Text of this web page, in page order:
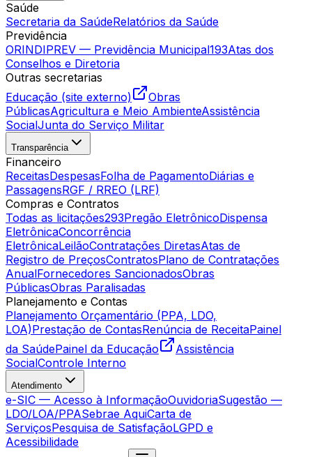
Saúde
Secretaria da SaúdeRelatórios da Saúde
Previdência
ORINDIPREV — Previdência Municipal193Atas dos
Conselhos e Diretoria
Outras secretarias
Educação (site externo)
Obras
PúblicasAgricultura e Meio AmbienteAssistência
SocialJunta do Serviço Militar
Transparência
Financeiro
ReceitasDespesasFolha de PagamentoDiárias e
PassagensRGF / RREO (LRF)
Compras e Contratos
Todas as licitações293Pregão EletrônicoDispensa
EletrônicaConcorrência
EletrônicaLeilãoContratações DiretasAtas de
Registro de PreçosContratosPlano de Contratações
AnualFornecedores SancionadosObras
PúblicasObras Paralisadas
Planejamento e Contas
Planejamento Orçamentário (PPA, LDO,
LOA)Prestação de ContasRenúncia de ReceitaPainel
da SaúdePainel da Educação
Assistência
SocialControle Interno
Atendimento
e-SIC — Acesso à InformaçãoOuvidoriaSugestão —
LDO/LOA/PPASebrae AquiCarta de
ServiçosPesquisa de SatisfaçãoLGPD e
Acessibilidade